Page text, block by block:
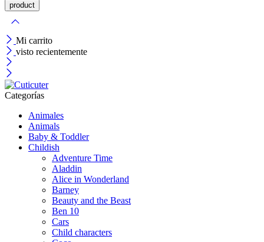
Mi carrito
visto recientemente
Categorías
Animales
Animals
Baby & Toddler
Childish
Adventure Time
Aladdin
Alice in Wonderland
Barney
Beauty and the Beast
Ben 10
Cars
Child characters